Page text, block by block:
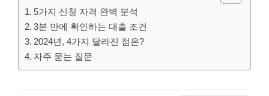
5가지 신청 자격 완벽 분석
3분 만에 확인하는 대출 조건
2024년, 4가지 달라진 점은?
자주 묻는 질문